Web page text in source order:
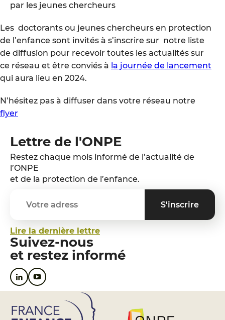
par les jeunes chercheurs
Les doctorants ou jeunes chercheurs en protection
de l’enfance sont invités à s’inscrire sur notre liste
de diffusion pour recevoir toutes les actualités sur
ce réseau et être conviés à la journée de lancement
qui aura lieu en 2024.
N’hésitez pas à diffuser dans votre réseau notre
flyer
Lettre de l'ONPE
Restez chaque mois informé de l’actualité de
l’ONPE
et de la protection de l’enfance.
Lire la dernière lettre
Suivez-nous
et restez informé